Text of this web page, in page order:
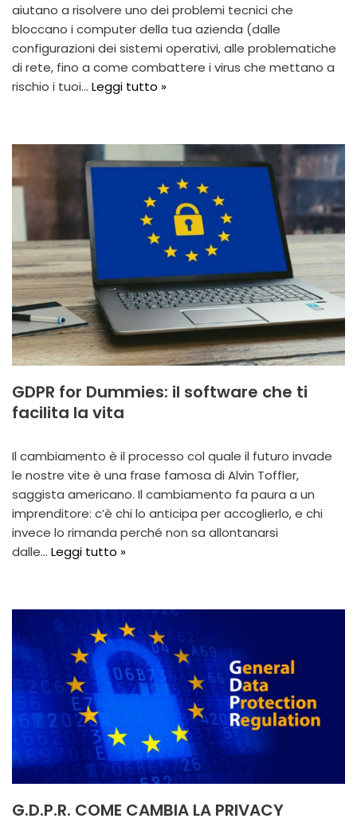
aiutano a risolvere uno dei problemi tecnici che
bloccano i computer della tua azienda (dalle
configurazioni dei sistemi operativi, alle problematiche
di rete, fino a come combattere i virus che mettano a
rischio i tuoi… Leggi tutto »
GDPR for Dummies: il software che ti
facilita la vita
Il cambiamento è il processo col quale il futuro invade
le nostre vite è una frase famosa di Alvin Toffler,
saggista americano. Il cambiamento fa paura a un
imprenditore: c’è chi lo anticipa per accoglierlo, e chi
invece lo rimanda perché non sa allontanarsi
dalle… Leggi tutto »
G.D.P.R. COME CAMBIA LA PRIVACY